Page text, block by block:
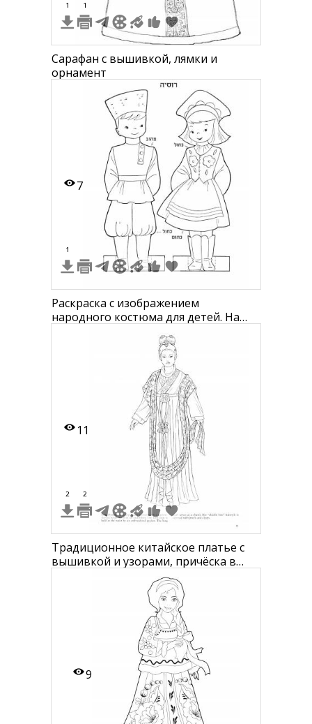
1 1
Сарафан с вышивкой, лямки и
орнамент
7
1
Раскраска с изображением
народного костюма для детей. На
рубашке и шароварах с каштановой
шапкой, а также девочка в платье с
вышивкой и головным убором.
11
2 2
Традиционное китайское платье с
вышивкой и узорами, причёска в
стиле "двойной пучок", заколка для
волос с жемчугом и кисточками
9